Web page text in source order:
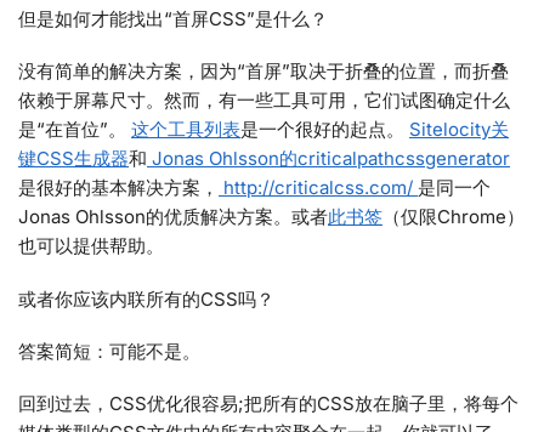
但是如何才能找出“首屏CSS”是什么？
没有简单的解决方案，因为“首屏”取决于折叠的位置，而折叠
依赖于屏幕尺寸。然而，有一些工具可用，它们试图确定什么
是“在首位”。 这个工具列表是一个很好的起点。 Sitelocity关
键CSS生成器和 Jonas Ohlsson的criticalpathcssgenerator
是很好的基本解决方案， http://criticalcss.com/ 是同一个
Jonas Ohlsson的优质解决方案。或者此书签 （仅限Chrome）
也可以提供帮助。
或者你应该内联所有的CSS吗？
答案简短：可能不是。
回到过去，CSS优化很容易;把所有的CSS放在脑子里，将每个